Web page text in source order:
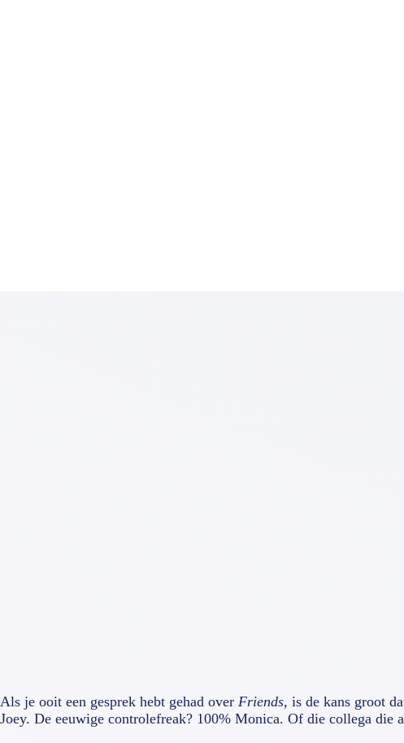
Als je ooit een gesprek hebt gehad over Friends, is de kans groot
Joey. De eeuwige controlefreak? 100% Monica. Of die collega die